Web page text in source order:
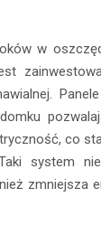
w
co
system
zmniejsza